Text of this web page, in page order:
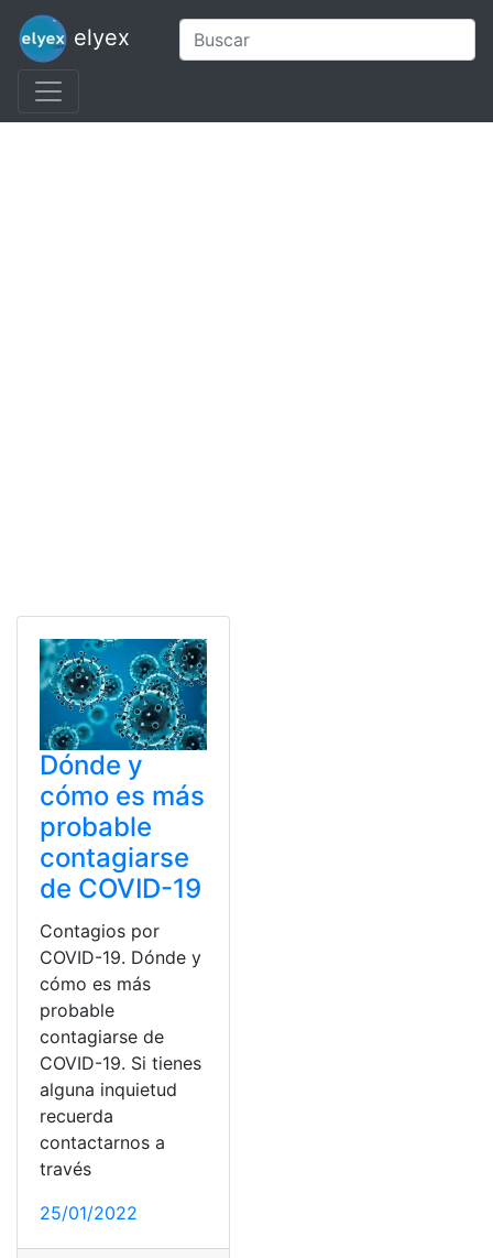
elyex
Dónde y
cómo es más
probable
contagiarse
de COVID-19
Contagios por
COVID-19. Dónde y
cómo es más
probable
contagiarse de
COVID-19. Si tienes
alguna inquietud
recuerda
contactarnos a
través
25/01/2022